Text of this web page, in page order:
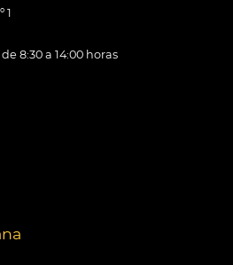
1
8:30 a 14:00 horas